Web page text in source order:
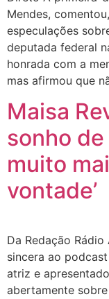
Mendes,
especulações
deputada federal
honrada com a
mas afirmou que
Maisa
sonho
muito
vontade’
Da Redação
sincera ao
atriz e
abertamente